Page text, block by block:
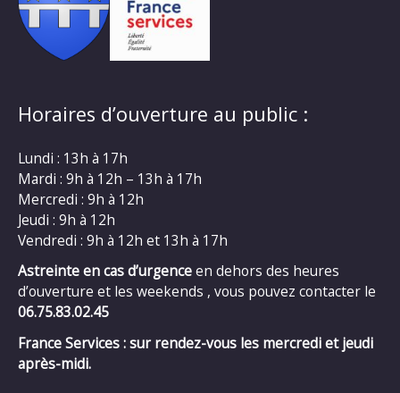
Horaires d’ouverture au public :
Lundi : 13h à 17h
Mardi : 9h à 12h – 13h à 17h
Mercredi : 9h à 12h
Jeudi : 9h à 12h
Vendredi : 9h à 12h et 13h à 17h
Astreinte en cas d’urgenceen dehors des heures
d’ouverture et les weekends , vous pouvez contacter le
06.75.83.02.45
France Services : sur rendez-vous les mercredi et jeudi
après-midi.